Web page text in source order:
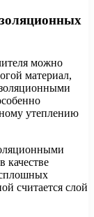
можно
материал,
утеплению
качестве
считается слой